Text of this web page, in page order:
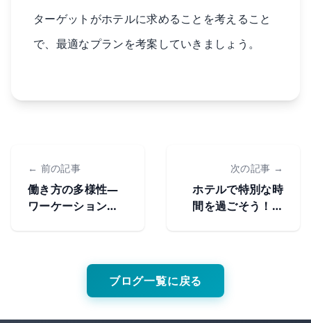
ターゲットがホテルに求めることを考えること
で、最適なプランを考案していきましょう。
← 前の記事
働き方の多様性―
ワーケーション顧
次の記事 →
ホテルで特別な時
間を過ごそう！ホ
ブログ一覧に戻る